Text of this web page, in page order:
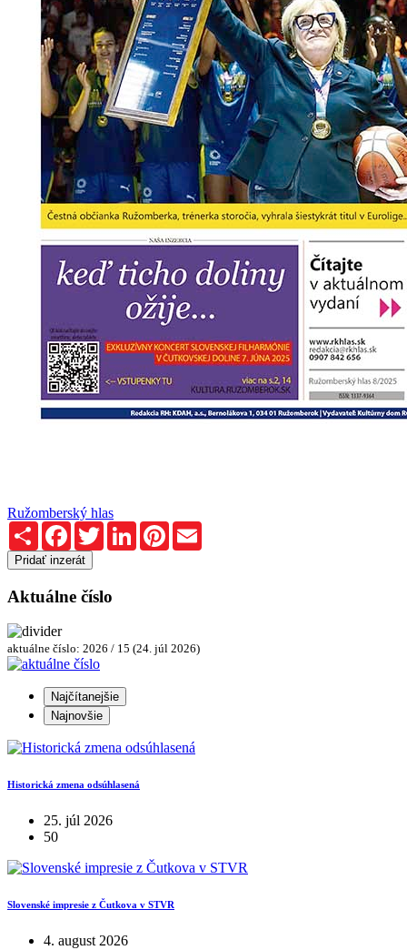
Ružomberský hlas
ZdieľajFacebookTwitterLinkedInPinterest
Pridať inzerát
Aktuálne číslo
aktuálne číslo: 2026 / 15 (24. júl 2026)
Najčítanejšie
Najnovšie
Historická zmena odsúhlasená
25. júl 2026
50
Slovenské impresie z Čutkova v STVR
4. august 2026